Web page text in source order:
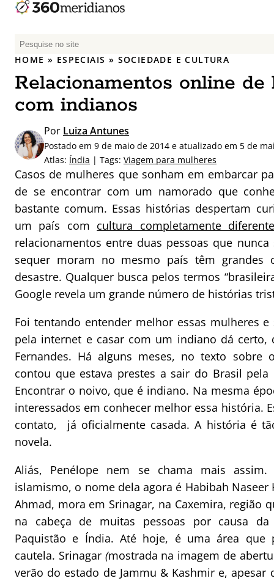
P
e
q
u
i
a
r
p
o
r
:
HOME » ESPECIAIS » SOCIEDADE E CULTURA
Relacionamentos online de
com indianos
Por Luiza Antunes
Postado em 9 de maio de 2014 e atualizado em 5 de
Atlas: Índia | Tags: Viagem para mulheres
Casos de mulheres que sonham em embarcar
de se encontrar com um namorado que
bastante comum. Essas histórias despertam
um país com cultura completamente
relacionamentos entre duas pessoas que
sequer moram no mesmo país têm grandes
desastre. Qualquer busca pelos termos
Google revela um grande número de histórias
Foi tentando entender melhor essas mulheres
pela internet e casar com um indiano dá certo,
Fernandes. Há alguns meses, no texto sobre
contou que estava prestes a sair do Brasil pela
Encontrar o noivo, que é indiano. Na mesma
interessados em conhecer melhor essa história.
contato, já oficialmente casada. A história é
novela.
Aliás, Penélope nem se chama mais
islamismo, o nome dela agora é Habibah Naseer
Ahmad, mora em Srinagar, na Caxemira, região
na cabeça de muitas pessoas por causa
Paquistão e Índia. Até hoje, é uma área que
cautela. Srinagar (mostrada na imagem de
verão do estado de Jammu & Kashmir e, apesar